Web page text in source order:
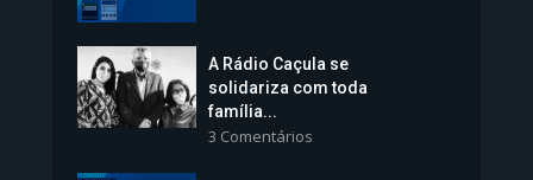
A Rádio Caçula se
solidariza com toda
família...
3 Comentários